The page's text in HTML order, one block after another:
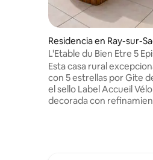
Residencia en Ray-sur-
L'Etable du Bien Etre 5
Esta casa rural
con 5 estrellas por Gite
el sello Label Accueil
decorada con
antiguo establo